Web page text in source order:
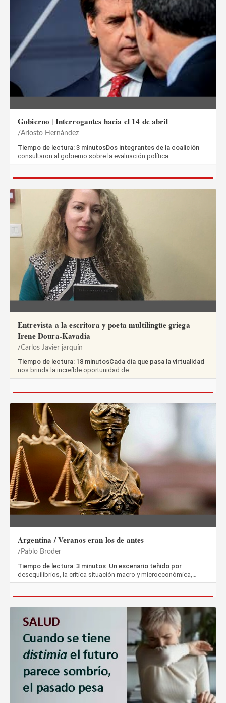
Gobierno | Interrogantes hacia el 14 de abril
Ariosto Hernández
Tiempo de lectura: 3 minutosDos integrantes de la coalición
consultaron al gobierno sobre la evaluación política…
Entrevista a la escritora y poeta multilingüe griega
Irene Doura-Kavadia
Carlos Javier jarquín
Tiempo de lectura: 18 minutosCada día que pasa la virtualidad
nos brinda la increíble oportunidad de…
Argentina / Veranos eran los de antes
Pablo Broder
Tiempo de lectura: 3 minutos Un escenario teñido por
desequilibrios, la crítica situación macro y microeconómica,…